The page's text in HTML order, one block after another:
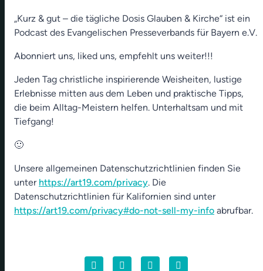
play_arrow
00:00 01:18
„Kurz & gut – die tägliche Dosis Glauben & Kirche“ ist ein
Podcast des Evangelischen Presseverbands für Bayern e.V.
Abonniert uns, liked uns, empfehlt uns weiter!!!
Jeden Tag christliche inspirierende Weisheiten, lustige
Erlebnisse mitten aus dem Leben und praktische Tipps,
die beim Alltag-Meistern helfen. Unterhaltsam und mit
Tiefgang!
🙂
Unsere allgemeinen Datenschutzrichtlinien finden Sie
unter https://art19.com/privacy. Die
Datenschutzrichtlinien für Kalifornien sind unter
https://art19.com/privacy#do-not-sell-my-info abrufbar.